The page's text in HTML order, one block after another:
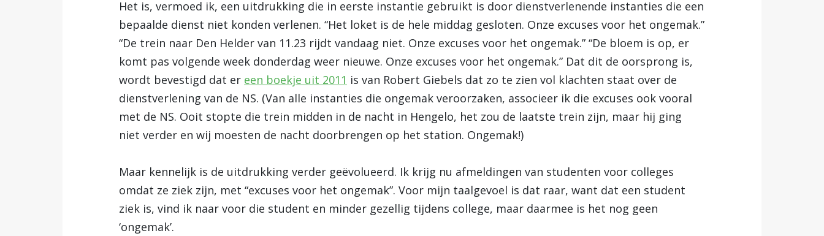
Het is, vermoed ik, een uitdrukking die in eerste instantie gebruikt is door dienstverlenende instanties die een
bepaalde dienst niet konden verlenen. “Het loket is de hele middag gesloten. Onze excuses voor het ongemak.”
“De trein naar Den Helder van 11.23 rijdt vandaag niet. Onze excuses voor het ongemak.” “De bloem is op, er
komt pas volgende week donderdag weer nieuwe. Onze excuses voor het ongemak.” Dat dit de oorsprong is,
wordt bevestigd dat er een boekje uit 2011 is van Robert Giebels dat zo te zien vol klachten staat over de
dienstverlening van de NS. (Van alle instanties die ongemak veroorzaken, associeer ik die excuses ook vooral
met de NS. Ooit stopte die trein midden in de nacht in Hengelo, het zou de laatste trein zijn, maar hij ging
niet verder en wij moesten de nacht doorbrengen op het station. Ongemak!)
Maar kennelijk is de uitdrukking verder geëvolueerd. Ik krijg nu afmeldingen van studenten voor colleges
omdat ze ziek zijn, met “excuses voor het ongemak”. Voor mijn taalgevoel is dat raar, want dat een student
ziek is, vind ik naar voor die student en minder gezellig tijdens college, maar daarmee is het nog geen
‘ongemak’.